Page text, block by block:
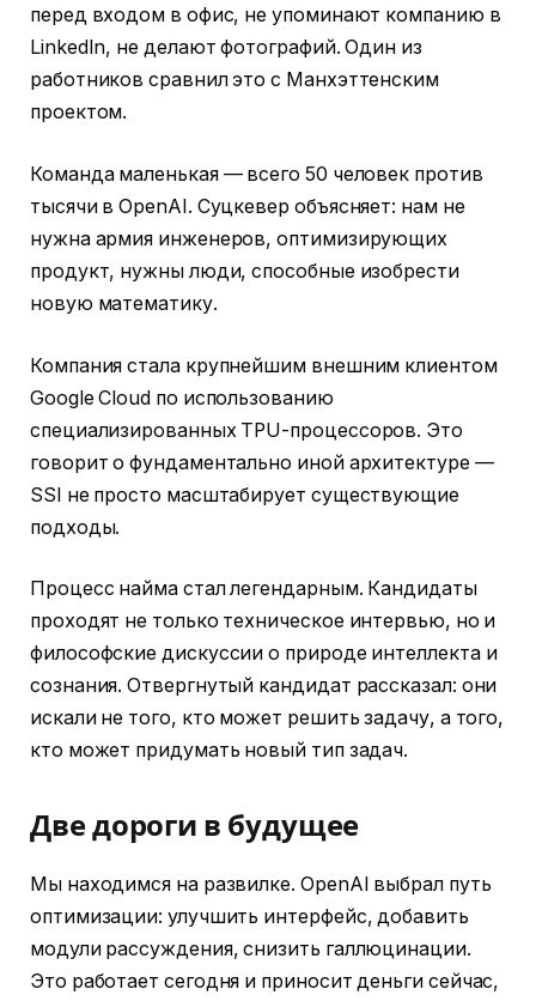
перед входом в офис, не упоминают компанию в
LinkedIn, не делают фотографий. Один из
работников сравнил это с Манхэттенским
проектом.
Команда маленькая — всего 50 человек против
тысячи в OpenAI. Суцкевер объясняет: нам не
нужна армия инженеров, оптимизирующих
продукт, нужны люди, способные изобрести
новую математику.
Компания стала крупнейшим внешним клиентом
Google Cloud по использованию
специализированных TPU-процессоров. Это
говорит о фундаментально иной архитектуре —
SSI не просто масштабирует существующие
подходы.
Процесс найма стал легендарным. Кандидаты
проходят не только техническое интервью, но и
философские дискуссии о природе интеллекта и
сознания. Отвергнутый кандидат рассказал: они
искали не того, кто может решить задачу, а того,
кто может придумать новый тип задач.
Две дороги в будущее
Мы находимся на развилке. OpenAI выбрал путь
оптимизации: улучшить интерфейс, добавить
модули рассуждения, снизить галлюцинации.
Это работает сегодня и приносит деньги сейчас,